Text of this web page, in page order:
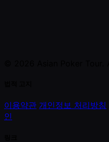
이용약관 개인정보 처리방침
인